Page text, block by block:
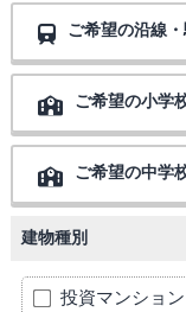
ご希望の沿線
ご希望の小学
ご希望の中学
建物種別
投資マンション